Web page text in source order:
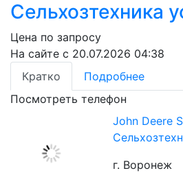
Сельхозтехника
Цена по запросу
На сайте с 20.07.2026 04:38
Кратко
Подробнее
Посмотреть телефон
John Deere
г. Воронеж